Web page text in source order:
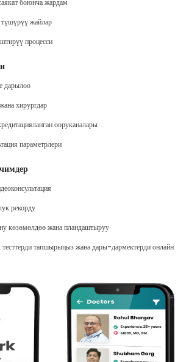
боюнча жардам
жайлар
процесси
дарылоо
хирургдар
ооруканалары
параметрлери
рекорду
көзөмөлдөө жана пландаштыруу
тапшырыңыз жана дары-дармектерди онлайн